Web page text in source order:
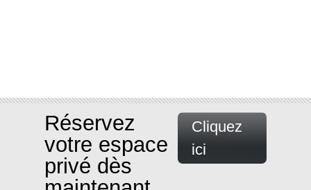
Réservez
votre espace
privé dès
Cliquez
ici